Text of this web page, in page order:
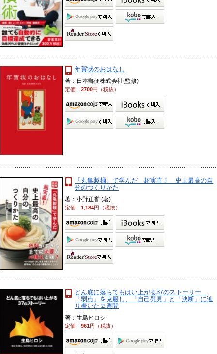
年賀状のおはなし
著：日本郵便株式会社(監修)
定価2700円（税抜）
『丸亀製麺』で学んだ 超実直！ 史上最高の自
分のつくりかた
著：小野正誉 (著)
定価1,184円（税抜）
どん底に落ちてもはい上がる37のストーリー
「弱点」を克服し、「自己発見」と「決断」に辿
り着いた２週間
著：生島ヒロシ
定価961円（税抜）